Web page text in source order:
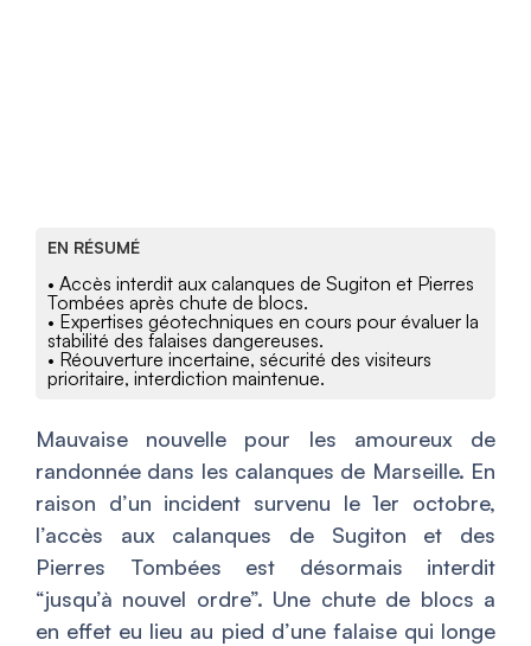
EN RÉSUMÉ
• Accès interdit aux calanques de Sugiton et Pierres
Tombées après chute de blocs.
• Expertises géotechniques en cours pour évaluer la
stabilité des falaises dangereuses.
• Réouverture incertaine, sécurité des visiteurs
prioritaire, interdiction maintenue.
Mauvaise nouvelle pour les amoureux de
randonnée dans les calanques de Marseille. En
raison d’un incident survenu le 1er octobre,
l’accès aux calanques de Sugiton et des
Pierres Tombées est désormais interdit
“jusqu’à nouvel ordre”. Une chute de blocs a
en effet eu lieu au pied d’une falaise qui longe